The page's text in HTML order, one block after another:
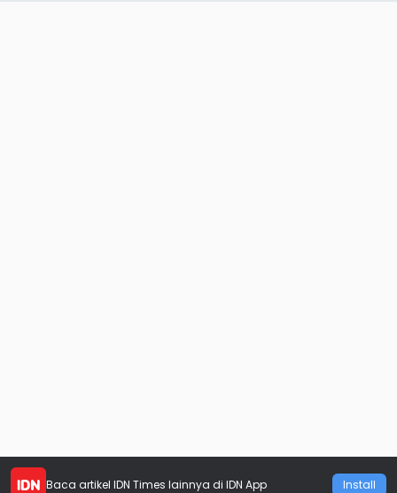
Baca artikel IDN Times lainnya di IDN App Install